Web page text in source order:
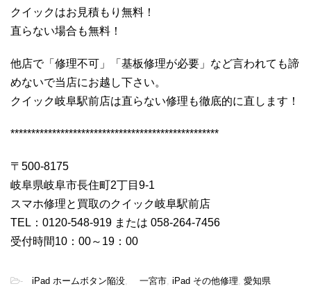
クイックはお見積もり無料！
直らない場合も無料！
他店で「修理不可」「基板修理が必要」など言われても諦
めないで当店にお越し下さい。
クイック岐阜駅前店は直らない修理も徹底的に直します！
**************************************************
〒500-8175
岐阜県岐阜市長住町2丁目9-1
スマホ修理と買取のクイック岐阜駅前店
TEL：0120-548-919 または 058-264-7456
受付時間10：00～19：00
- iPad ホームボタン陥没 一宮市 iPad その他修理 愛知県